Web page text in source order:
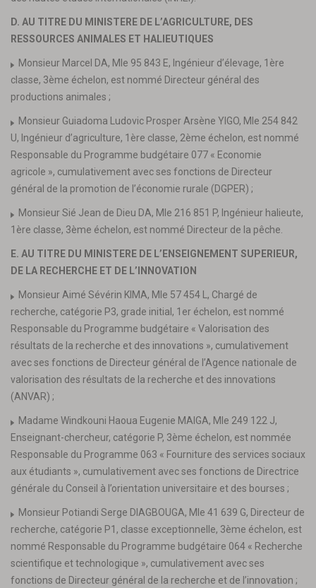
D. AU TITRE DU MINISTERE DE L’AGRICULTURE, DES
RESSOURCES ANIMALES ET HALIEUTIQUES
Monsieur Marcel DA, Mle 95 843 E, Ingénieur d’élevage, 1ère
classe, 3ème échelon, est nommé Directeur général des
productions animales ;
Monsieur Guiadoma Ludovic Prosper Arsène YIGO, Mle 254 842
U, Ingénieur d’agriculture, 1ère classe, 2ème échelon, est nommé
Responsable du Programme budgétaire 077 « Economie
agricole », cumulativement avec ses fonctions de Directeur
général de la promotion de l’économie rurale (DGPER) ;
Monsieur Sié Jean de Dieu DA, Mle 216 851 P, Ingénieur halieute,
1ère classe, 3ème échelon, est nommé Directeur de la pêche.
E. AU TITRE DU MINISTERE DE L’ENSEIGNEMENT SUPERIEUR,
DE LA RECHERCHE ET DE L’INNOVATION
Monsieur Aimé Sévérin KIMA, Mle 57 454 L, Chargé de
recherche, catégorie P3, grade initial, 1er échelon, est nommé
Responsable du Programme budgétaire « Valorisation des
résultats de la recherche et des innovations », cumulativement
avec ses fonctions de Directeur général de l’Agence nationale de
valorisation des résultats de la recherche et des innovations
(ANVAR) ;
Madame Windkouni Haoua Eugenie MAIGA, Mle 249 122 J,
Enseignant-chercheur, catégorie P, 3ème échelon, est nommée
Responsable du Programme 063 « Fourniture des services sociaux
aux étudiants », cumulativement avec ses fonctions de Directrice
générale du Conseil à l’orientation universitaire et des bourses ;
Monsieur Potiandi Serge DIAGBOUGA, Mle 41 639 G, Directeur de
recherche, catégorie P1, classe exceptionnelle, 3ème échelon, est
nommé Responsable du Programme budgétaire 064 « Recherche
scientifique et technologique », cumulativement avec ses
fonctions de Directeur général de la recherche et de l’innovation ;